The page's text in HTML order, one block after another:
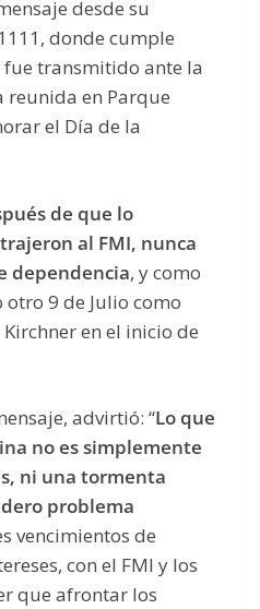
desde su
donde cumple
transmitido ante la
en Parque
el Día de la
de que lo
al FMI, nunca
dependencia, y como
9 de Julio como
en el inicio de
advirtió: “Lo que
no es simplemente
ni una tormenta
problema
vencimientos de
con el FMI y los
que afrontar los